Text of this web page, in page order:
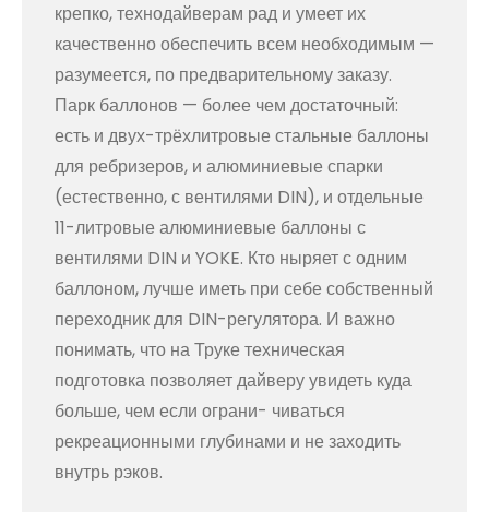
крепко, технодайверам рад и умеет их
качественно обеспечить всем необходимым —
разумеется, по предварительному заказу.
Парк баллонов — более чем достаточный:
есть и двух-трёхлитровые стальные баллоны
для ребризеров, и алюминиевые спарки
(естественно, с вентилями DIN), и отдельные
11-литровые алюминиевые баллоны с
вентилями DIN и YOKE. Кто ныряет с одним
баллоном, лучше иметь при себе собственный
переходник для DIN-регулятора. И важно
понимать, что на Труке техническая
подготовка позволяет дайверу увидеть куда
больше, чем если ограни- чиваться
рекреационными глубинами и не заходить
внутрь рэков.